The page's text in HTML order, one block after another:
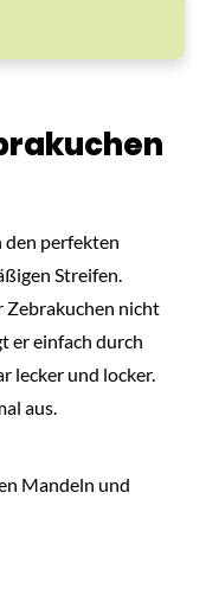
perfekten
Streifen.
Zebrakuchen nicht
er einfach durch
lecker und locker.
aus.